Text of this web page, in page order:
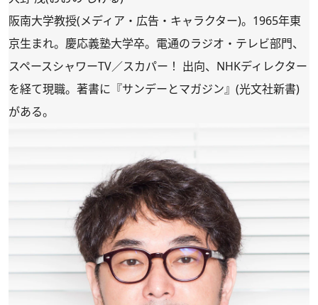
阪南大学教授(メディア・広告・キャラクター)。1965年東
京生まれ。慶応義塾大学卒。電通のラジオ・テレビ部門、
スペースシャワーTV／スカパー！ 出向、NHKディレクター
を経て現職。著書に『サンデーとマガジン』(光文社新書)
がある。